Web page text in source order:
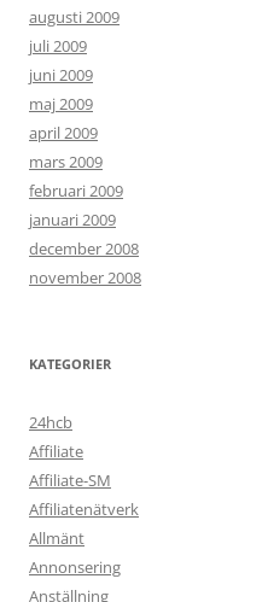
augusti 2009
juli 2009
juni 2009
maj 2009
april 2009
mars 2009
februari 2009
januari 2009
december 2008
november 2008
KATEGORIER
24hcb
Affiliate
Affiliate-SM
Affiliatenätverk
Allmänt
Annonsering
Anställning